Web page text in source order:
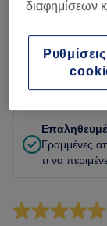
Υπηρεσία
Αξιολόγηση
Γραμμένες
τι να
διαφημίσεων